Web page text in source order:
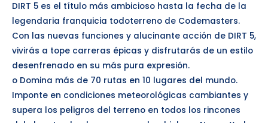
DIRT 5 es el título más ambicioso hasta la fecha de la
legendaria franquicia todoterreno de Codemasters.
Con las nuevas funciones y alucinante acción de DIRT 5,
vivirás a tope carreras épicas y disfrutarás de un estilo
desenfrenado en su más pura expresión.
o Domina más de 70 rutas en 10 lugares del mundo.
Imponte en condiciones meteorológicas cambiantes y
supera los peligros del terreno en todos los rincones